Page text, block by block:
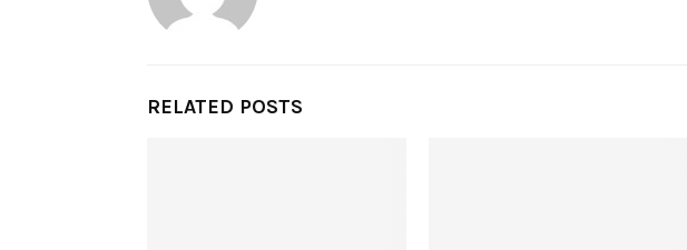
RELATED POSTS